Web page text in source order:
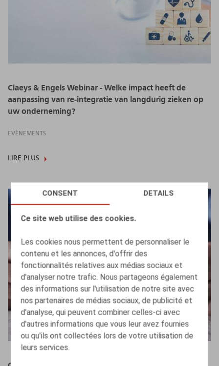
CONSENT DETAILS
Ce site web utilise des cookies.
Les cookies nous permettent de personnaliser le
contenu et les annonces, d'offrir des
fonctionnalités relatives aux médias sociaux et
d'analyser notre trafic. Nous partageons également
des informations sur l'utilisation de notre site avec
nos partenaires de médias sociaux, de publicité et
d'analyse, qui peuvent combiner celles-ci avec
d'autres informations que vous leur avez fournies
ou qu'ils ont collectées lors de votre utilisation de
leurs services.
Claeys & Engels Webinar - Welke impact heeft de
aanpassing van re-integratie van langdurig zieken op
uw onderneming?
EVÈNEMENTS
LIRE PLUS